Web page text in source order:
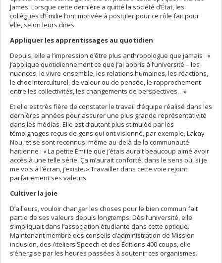
James. Lorsque cette dernière a quitté la société d’État, les
collègues d’Émilie l’ont motivée à postuler pour ce rôle fait pour
elle, selon leurs dires.
Appliquer les apprentissages au quotidien
Depuis, elle a l’impression d’être plus anthropologue que jamais : «
J’applique quotidiennement ce que j’ai appris à l’université – les
nuances, le vivre-ensemble, les relations humaines, les réactions,
le choc interculturel, de valeur ou de pensée, le rapprochement
entre les collectivités, les changements de perspectives… »
Et elle est très fière de constater le travail d’équipe réalisé dans les
dernières années pour assurer une plus grande représentativité
dans les médias. Elle est d’autant plus stimulée par les
témoignages reçus de gens qui ont visionné, par exemple, Lakay
Nou, et se sont reconnus, même au-delà de la communauté
haïtienne : « La petite Émilie que j’étais aurait beaucoup aimé avoir
accès à une telle série. Ça m’aurait conforté, dans le sens où, si je
me vois à l’écran, j’existe. » Travailler dans cette voie rejoint
parfaitement ses valeurs.
Cultiver la joie
D’ailleurs, vouloir changer les choses pour le bien commun fait
partie de ses valeurs depuis longtemps. Dès l’université, elle
s’impliquait dans l’association étudiante dans cette optique.
Maintenant membre des conseils d’administration de Mission
inclusion, des Ateliers Speech et des Éditions 400 coups, elle
s’énergise par les heures passées à soutenir ces organismes.